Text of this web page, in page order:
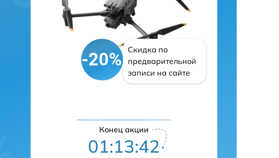
-20%
Скидка по
предварительной
записи на сайте
Конец акции
01:13:41